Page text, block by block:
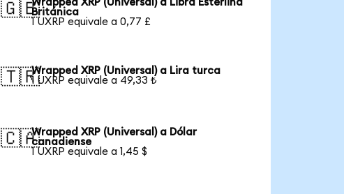
🇬🇧Wrapped XRP (Universal) a Libra Esterlina
Británica
1 UXRP equivale a 0,77 £
🇹🇷Wrapped XRP (Universal) a Lira turca
1 UXRP equivale a 49,33 ₺
🇨🇦Wrapped XRP (Universal) a Dólar
canadiense
1 UXRP equivale a 1,45 $